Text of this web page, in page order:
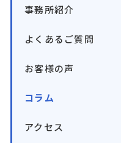
事務所紹介
よくあるご質問
お客様の声
コラム
アクセス